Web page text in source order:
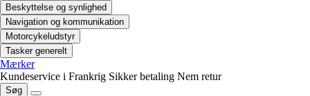
Beskyttelse og synlighed
Navigation og kommunikation
Motorcykeludstyr
Tasker generelt
Mærker
Kundeservice i Frankrig Sikker betaling Nem retur
Søg